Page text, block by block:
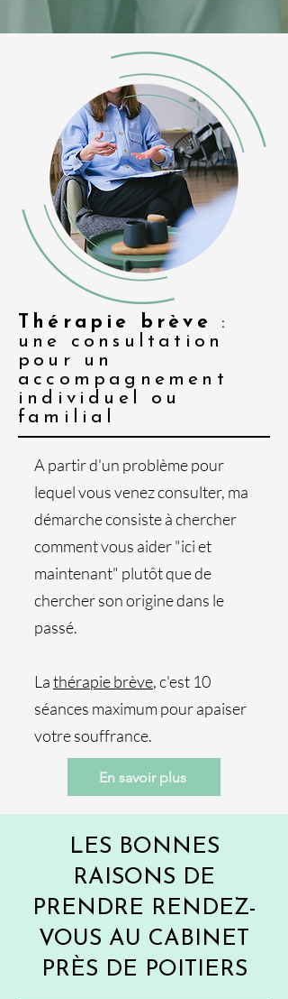
Thérapie brève
:
une consultation
pour un
accompagnement
individuel ou
familial
A partir d'un problème pour
lequel vous venez consulter, ma
démarche consiste à chercher
comment vous aider "ici et
maintenant" plutôt que de
chercher son origine dans le
passé.
Lathérapie brève, c'est 10
séances maximum pour apaiser
votre souffrance.
En savoir plus
LES BONNES
RAISONS DE
PRENDRE RENDEZ-
VOUS AU CABINET
PRÈS DE POITIERS